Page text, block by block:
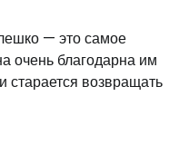
— это самое
очень благодарна им
старается возвращать